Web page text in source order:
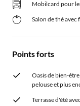
Mobilcard pour
Salon de thé avec
Points forts
Oasis de bien-
pelouse et plus
Terrasse d'été